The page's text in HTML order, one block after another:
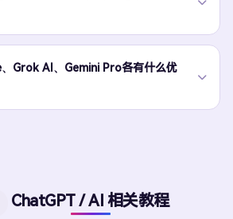
Grok AI、Gemini Pro各有什么优
ChatGPT / AI 相关教程